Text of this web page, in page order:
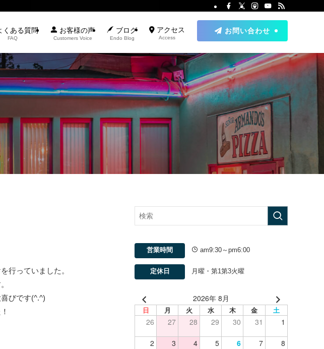
くある質問
FAQ
お客様の声
Customers Voice
ブログ
Endo Blog
アクセス
Access
お問い合わせ
行っていました。
びです(^.^)
営業時間 am9:30～pm6:00
定休日 月曜・第1第3火曜
2026年 8月
日 月 火 水 木 金 土
26 27 28 29 30 31 1
2 3 4 5 6 7 8